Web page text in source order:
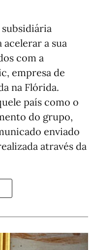
subsidiária
a sua
com a
empresa de
na Flórida.
país como o
do grupo,
enviado
através da